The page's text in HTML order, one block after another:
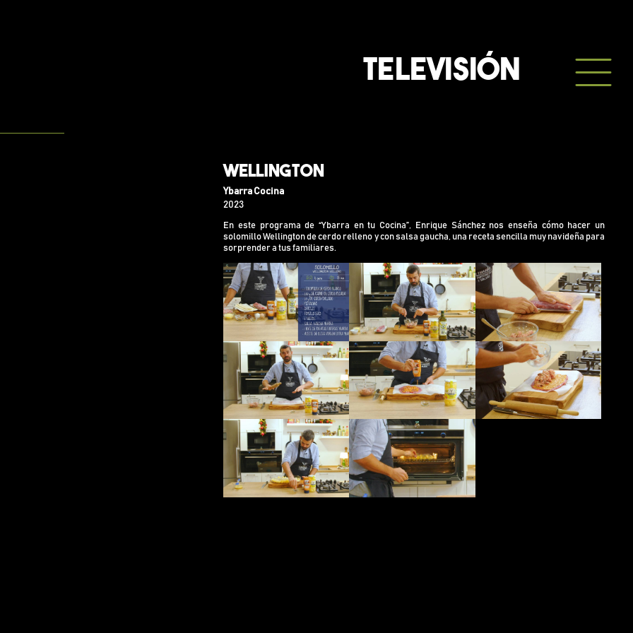
TELEVISIÓN
Wellington
Ybarra Cocina
2023
En este programa de “Ybarra en tu Cocina”, Enrique Sánchez nos enseña cómo hacer un
solomillo Wellington de cerdo relleno y con salsa gaucha, una receta sencilla muy navideña para
sorprender a tus familiares.